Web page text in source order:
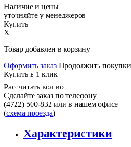
Наличие и цены
уточняйте у менеджеров
Купить
X
Товар добавлен в корзину
Оформить заказ Продолжить покупки
Купить в 1 клик
Рассчитать кол-во
Сделайте заказ по телефону
(4722) 500-832 или в нашем офисе
(схема проезда)
Характеристики